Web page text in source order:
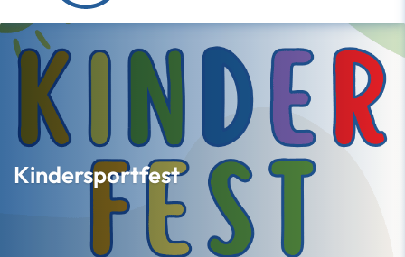
Kindersportfest